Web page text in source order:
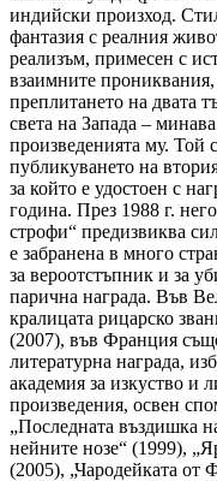
индийски произход.
фантазия с реалния
реализъм, примесен с
взаимните
преплитането на двата
света на Запада –
произведенията му. Той
публикуването на
за който е удостоен с
година. През 1988 г.
строфи“ предизвиква
е забранена в много
за вероотстъпник и за
парична награда. Във
кралицата рицарско
(2007), във Франция
литературна награда,
академия за изкуство и
произведения, освен
„Последната въздишка
нейните нозе“ (1999),
(2005), „Чародейката от